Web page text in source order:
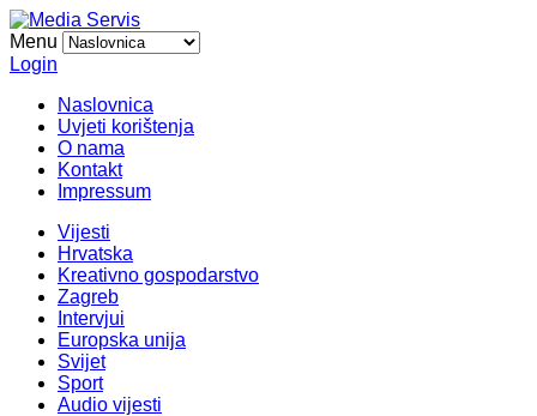
Menu
Login
Naslovnica
Uvjeti korištenja
O nama
Kontakt
Impressum
Vijesti
Hrvatska
Kreativno gospodarstvo
Zagreb
Intervjui
Europska unija
Svijet
Sport
Audio vijesti